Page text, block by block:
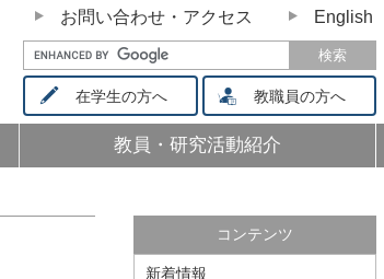
English
お問い合わせ・アクセス
在学生の方へ 教職員の方へ
教員・研究活動紹介
コンテンツ
新着情報